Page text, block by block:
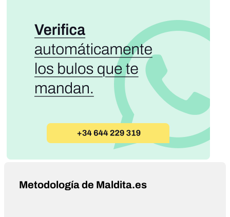
Metodología de Maldita.es